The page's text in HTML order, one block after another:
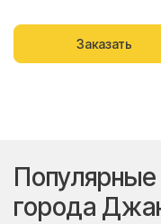
Заказать
Популярные
города